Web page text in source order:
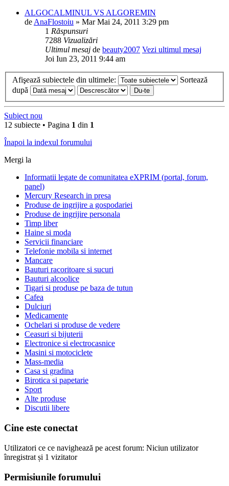
ALGOCALMINUL VS ALGOREMIN
de AnaFlostoiu » Mar Mai 24, 2011 3:29 pm
1 Răspunsuri
7288 Vizualizări
Ultimul mesaj de beauty2007 Vezi ultimul mesaj
Joi Iun 23, 2011 9:44 am
Afişează subiectele din ultimele:
Sortează
după
Subiect nou
12 subiecte • Pagina 1 din 1
Înapoi la indexul forumului
Mergi la
Informatii legate de comunitatea eXPRIM (portal, forum,
panel)
Mercury Research in presa
Produse de ingrijire a gospodariei
Produse de ingrijire personala
Timp liber
Haine si moda
Servicii financiare
Telefonie mobila si internet
Mancare
Bauturi racoritoare si sucuri
Bauturi alcoolice
Tigari si produse pe baza de tutun
Cafea
Dulciuri
Medicamente
Ochelari si produse de vedere
Ceasuri si bijuterii
Electronice si electrocasnice
Masini si motociclete
Mass-media
Casa si gradina
Birotica si papetarie
Sport
Alte produse
Discutii libere
Cine este conectat
Utilizatori ce ce navighează pe acest forum: Niciun utilizator
înregistrat și 1 vizitator
Permisiunile forumului